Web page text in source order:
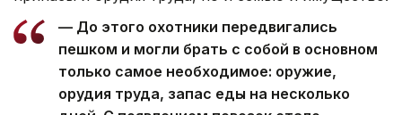
— До этого охотники передвигались
пешком и могли брать с собой в основном
только самое необходимое: оружие,
орудия труда, запас еды на несколько